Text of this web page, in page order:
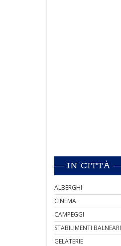
IN CITTÀ
ALBERGHI
CINEMA
CAMPEGGI
STABILIMENTI BALNEARI
GELATERIE